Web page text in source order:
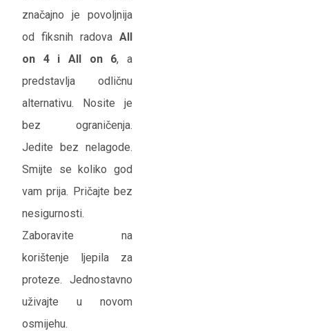
značajno je povoljnija
od fiksnih radova All
on 4 i All on 6, a
predstavlja odličnu
alternativu. Nosite je
bez ograničenja.
Jedite bez nelagode.
Smijte se koliko god
vam prija. Pričajte bez
nesigurnosti.
Zaboravite na
korištenje ljepila za
proteze. Jednostavno
uživajte u novom
osmijehu.